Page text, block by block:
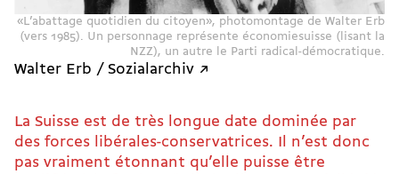
«L’abattage quotidien du citoyen», photomontage de Walter Erb
(vers 1985). Un personnage représente économiesuisse (lisant la
NZZ), un autre le Parti radical-­démocratique.
Walter Erb / Sozialarchiv ↗
La Suisse est de très longue date dominée par
des forces libérales-conservatrices. Il n’est donc
pas vraiment étonnant qu’elle puisse être